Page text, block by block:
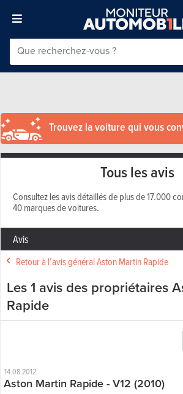
Trouvez la voiture qui vous
Tous les avis
Consultez les avis détaillés de plus de 17.000
40 marques de voitures.
Avis
Retour à l’avis général Aston Martin Rapide
Les 1 avis des propriétaires
Rapide
14.08.2012
Aston Martin Rapide - V12 (2010)